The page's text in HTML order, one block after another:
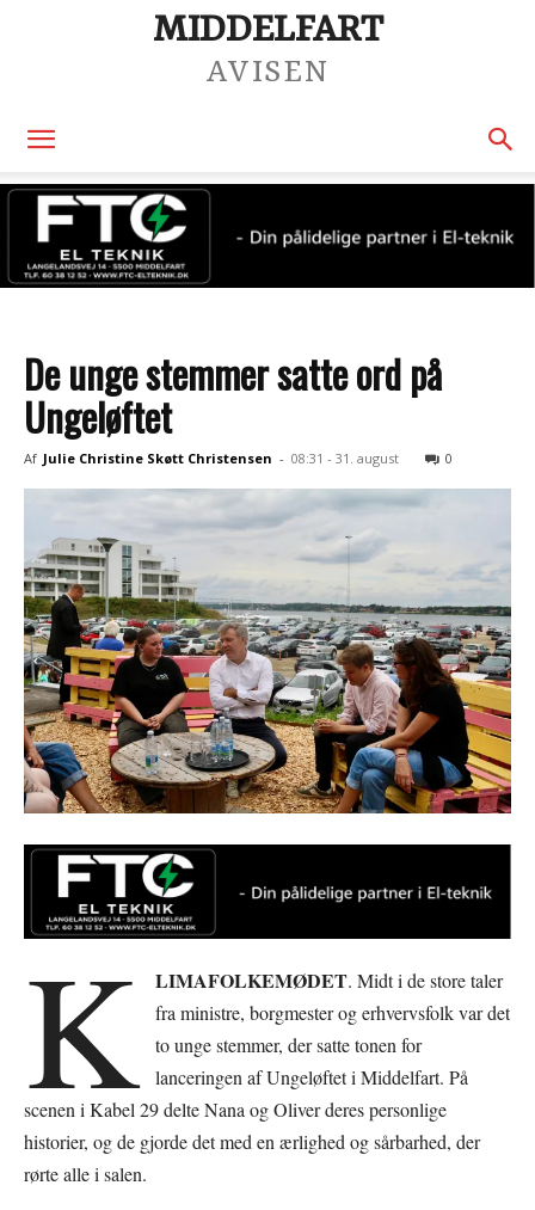
MIDDELFART
AVISEN
De unge stemmer satte ord på
Ungeløftet
Af Julie Christine Skøtt Christensen - 08:31 - 31. august 0
K LIMAFOLKEMØDET. Midt i de store taler
fra ministre, borgmester og erhvervsfolk var det
to unge stemmer, der satte tonen for
lanceringen af Ungeløftet i Middelfart. På
scenen i Kabel 29 delte Nana og Oliver deres personlige
historier, og de gjorde det med en ærlighed og sårbarhed, der
rørte alle i salen.